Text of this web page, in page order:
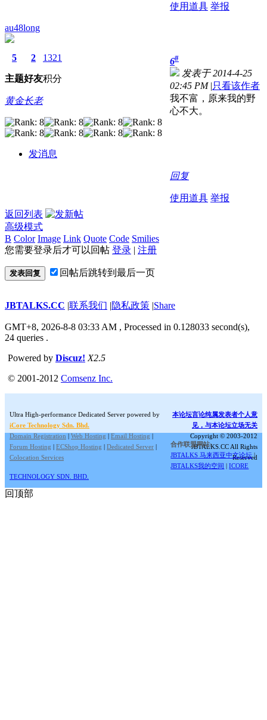
使用道具 举报
au48long
5
主题
2
好友
1321
积分
黄金长老
发消息
6#
发表于 2014-4-25
02:45 PM |只看该作者
我不富，原来我的野
心不大。
回复
使用道具 举报
返回列表
高级模式
B Color Image Link Quote Code Smilies
您需要登录后才可以回帖 登录 | 注册
发表回复 回帖后跳转到最后一页
JBTALKS.CC |联系我们 |隐私政策 |Share
GMT+8, 2026-8-8 03:33 AM , Processed in 0.128033 second(s),
24 queries .
Powered by Discuz! X2.5
© 2001-2012 Comsenz Inc.
Ultra High-performance Dedicated Server powered by
iCore Technology Sdn. Bhd.
Domain Registration | Web Hosting | Email Hosting |
Forum Hosting | ECShop Hosting | Dedicated Server |
Colocation Services
本论坛言论纯属发表者个人意
见，与本论坛立场无关
Copyright © 2003-2012
JBTALKS.CC All Rights
Reserved
合作联盟网站:
JBTALKS 马来西亚中文论坛 |
JBTALKS我的空间 |ICORE
TECHNOLOGY SDN. BHD.
回顶部